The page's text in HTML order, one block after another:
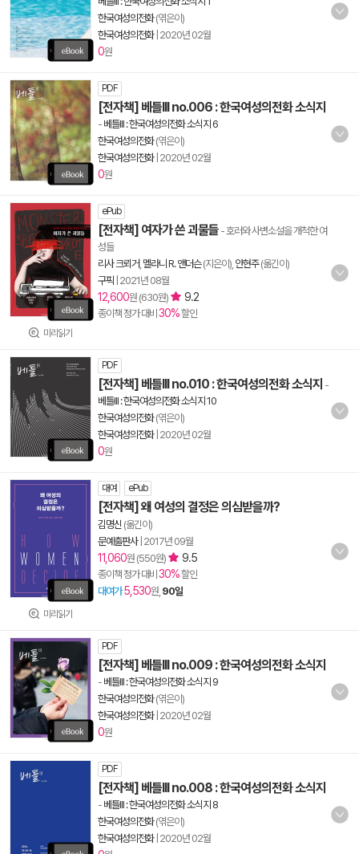
한국여성의전화(엮은이)
한국여성의전화| 2020년 02월
0원
PDF
[전자책] 베틀III no.006 : 한국여성의전화 소식지
- 베틀III : 한국여성의전화 소식지 6
한국여성의전화(엮은이)
한국여성의전화| 2020년 02월
0원
미리읽기
ePub
[전자책] 여자가 쓴 괴물들 - 호러와 사변소설을 개척한 여
성들
리사 크뢰거 멜라니 R. 앤더슨(지은이), 안현주(옮긴이)
구픽 2021년 08월
12,600원 (630원) 9.2
종이책 정가 대비 30%할인
PDF
[전자책] 베틀III no.010 : 한국여성의전화 소식지 -
베틀III : 한국여성의전화 소식지 10
한국여성의전화(엮은이)
한국여성의전화| 2020년 02월
0원
미리읽기
대여 ePub
[전자책] 왜 여성의 결정은 의심받을까?
김명신 (옮긴이)
문예출판사| 2017년 09월
11,060원 (550원) 9.5
종이책 정가 대비 30%할인
대여가 5,530원, 90일
PDF
[전자책] 베틀III no.009 : 한국여성의전화 소식지
- 베틀III : 한국여성의전화 소식지 9
한국여성의전화(엮은이)
한국여성의전화| 2020년 02월
0원
PDF
[전자책] 베틀III no.008 : 한국여성의전화 소식지
- 베틀III : 한국여성의전화 소식지 8
한국여성의전화(엮은이)
한국여성의전화| 2020년 02월